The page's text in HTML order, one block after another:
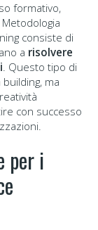
formativo,
consiste di
a risolvere
. Questo tipo di
ma
con successo
per i